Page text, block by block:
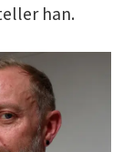
han.